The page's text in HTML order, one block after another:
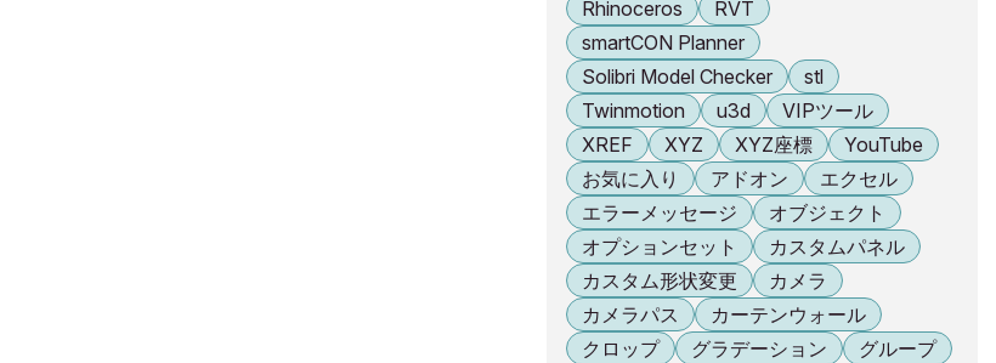
Rhinoceros
RVT
smartCON Planner
Solibri Model Checker
stl
Twinmotion
u3d
VIPツール
XREF
XYZ XYZ座標
YouTube
お気に入り
アドオン
エクセル
エラーメッセージ
オブジェクト
オプションセット
カスタムパネル
カスタム形状変更
カメラ
カメラパス
カーテンウォール
クロップ
グラデーション
グループ